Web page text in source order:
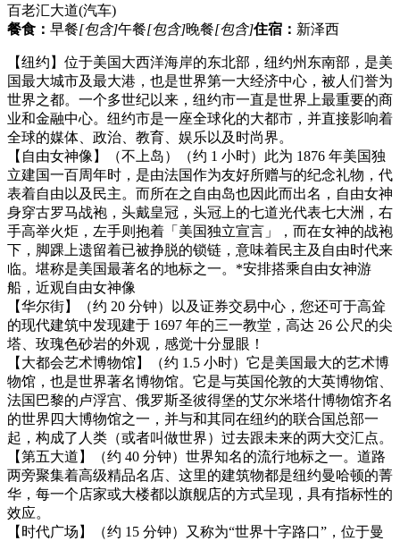
百老汇大道(汽车)
餐食： 早餐[包含]午餐[包含]晚餐[包含]住宿： 新泽西
【纽约】位于美国大西洋海岸的东北部，纽约州东南部，是美
国最大城市及最大港，也是世界第一大经济中心，被人们誉为
世界之都。一个多世纪以来，纽约市一直是世界上最重要的商
业和金融中心。纽约市是一座全球化的大都市，并直接影响着
全球的媒体、政治、教育、娱乐以及时尚界。
【自由女神像】（不上岛）（约 1 小时）此为 1876 年美国独
立建国一百周年时，是由法国作为友好所赠与的纪念礼物，代
表着自由以及民主。而所在之自由岛也因此而出名，自由女神
身穿古罗马战袍，头戴皇冠，头冠上的七道光代表七大洲，右
手高举火炬，左手则抱着「美国独立宣言」，而在女神的战袍
下，脚踝上遗留着已被挣脱的锁链，意味着民主及自由时代来
临。堪称是美国最著名的地标之一。*安排搭乘自由女神游
船，近观自由女神像
【华尔街】（约 20 分钟）以及证券交易中心，您还可于高耸
的现代建筑中发现建于 1697 年的三一教堂，高达 26 公尺的尖
塔、玫瑰色砂岩的外观，感觉十分显眼！
【大都会艺术博物馆】（约 1.5 小时）它是美国最大的艺术博
物馆，也是世界著名博物馆。它是与英国伦敦的大英博物馆、
法国巴黎的卢浮宫、俄罗斯圣彼得堡的艾尔米塔什博物馆齐名
的世界四大博物馆之一，并与和其同在纽约的联合国总部一
起，构成了人类（或者叫做世界）过去跟未来的两大交汇点。
【第五大道】（约 40 分钟）世界知名的流行地标之一。道路
两旁聚集着高级精品名店、这里的建筑物都是纽约曼哈顿的菁
华，每一个店家或大楼都以旗舰店的方式呈现，具有指标性的
效应。
【时代广场】（约 15 分钟）又称为“世界十字路口”，位于曼